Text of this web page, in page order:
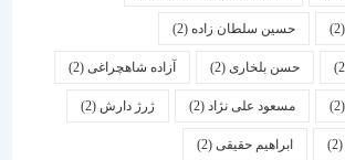
حسین سلطان زاده(2)
حسن بلخاری(2) آزاده شاهچراغی(2)
مسعود علی نژاد(2) ژرژ دارش (2)
ابراهیم حقیقی(2)